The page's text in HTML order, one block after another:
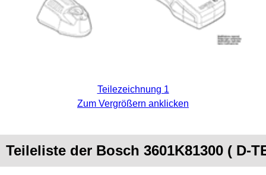
Teilezeichnung 1
Zum Vergrößern anklicken
Teileliste der Bosch 3601K81300 ( D-